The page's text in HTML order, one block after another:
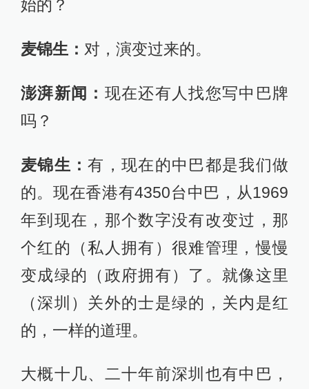
始的？
麦锦生： 对，演变过来的。
澎湃新闻： 现在还有人找您写中巴牌
吗？
麦锦生：有，现在的中巴都是我们做
的。现在香港有4350台中巴，从1969
年到现在，那个数字没有改变过，那
个红的（私人拥有）很难管理，慢慢
变成绿的（政府拥有）了。就像这里
（深圳）关外的士是绿的，关内是红
的，一样的道理。
大概十几、二十年前深圳也有中巴，